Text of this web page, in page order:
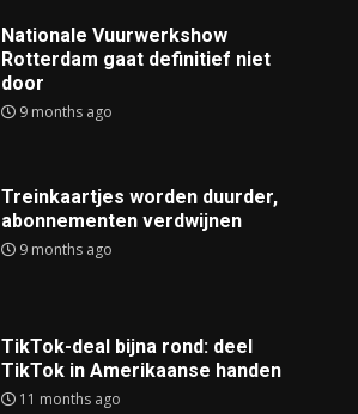
Nationale Vuurwerkshow
Rotterdam gaat definitief niet
door
9 months ago
Treinkaartjes worden duurder,
abonnementen verdwijnen
9 months ago
TikTok-deal bijna rond: deel
TikTok in Amerikaanse handen
11 months ago